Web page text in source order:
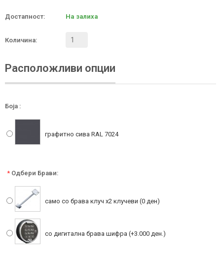
Достапност: На залиха
Количина:
Расположливи опции
Боја :
графитно сивa RAL 7024
* Одбери Брави:
само со брава клуч x2 клучеви (0 ден)
со дигитална брава шифра (+3.000 ден.)